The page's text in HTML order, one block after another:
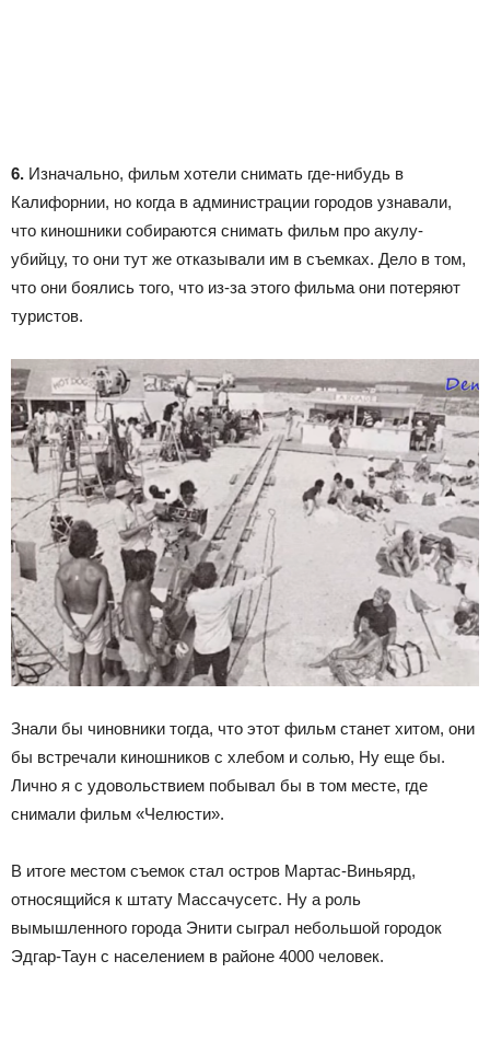
6. Изначально, фильм хотели снимать где-нибудь в
Калифорнии, но когда в администрации городов узнавали,
что киношники собираются снимать фильм про акулу-
убийцу, то они тут же отказывали им в съемках. Дело в том,
что они боялись того, что из-за этого фильма они потеряют
туристов.
Знали бы чиновники тогда, что этот фильм станет хитом, они
бы встречали киношников с хлебом и солью, Ну еще бы.
Лично я с удовольствием побывал бы в том месте, где
снимали фильм «Челюсти».
В итоге местом съемок стал остров Мартас-Виньярд,
относящийся к штату Массачусетс. Ну а роль
вымышленного города Энити сыграл небольшой городок
Эдгар-Таун с населением в районе 4000 человек.